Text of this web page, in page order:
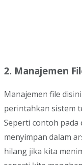
2. Manajemen
Manajemen file
perintahkan sistem
Seperti contoh
menyimpan dalam
hilang jika kita